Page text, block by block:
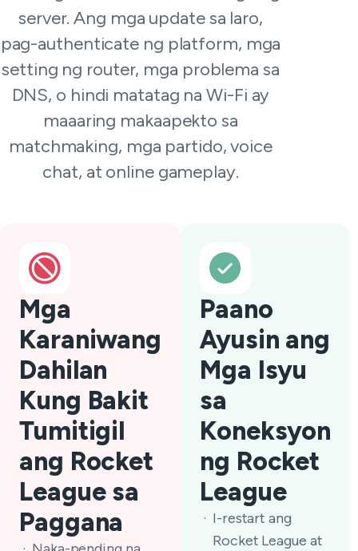
server. Ang mga update sa laro,
pag-authenticate ng platform, mga
setting ng router, mga problema sa
DNS, o hindi matatag na Wi-Fi ay
maaaring makaapekto sa
matchmaking, mga partido, voice
chat, at online gameplay.
Mga
Karaniwang
Dahilan
Kung Bakit
Tumitigil
ang Rocket
League sa
Paggana
Paano
Ayusin ang
Mga Isyu
sa
Koneksyon
ng Rocket
League
I-restart ang
Rocket League at